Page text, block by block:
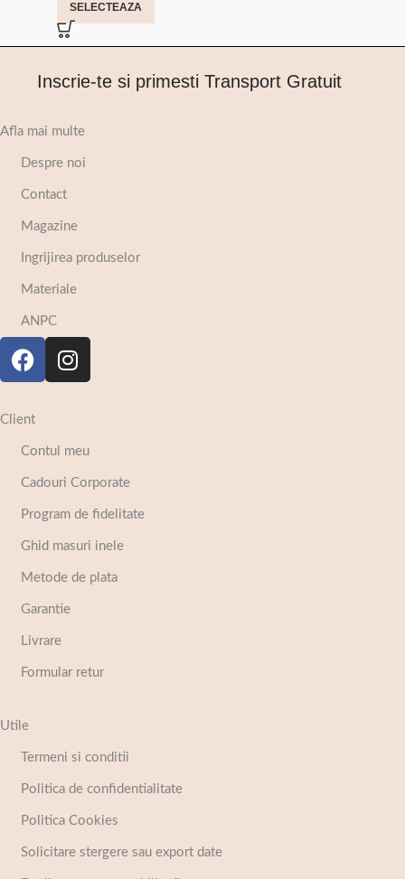
SELECTEAZA
Inscrie-te si primesti Transport Gratuit
Afla mai multe
Despre noi
Contact
Magazine
Ingrijirea produselor
Materiale
ANPC
Client
Contul meu
Cadouri Corporate
Program de fidelitate
Ghid masuri inele
Metode de plata
Garantie
Livrare
Formular retur
Utile
Termeni si conditii
Politica de confidentialitate
Politica Cookies
Solicitare stergere sau export date